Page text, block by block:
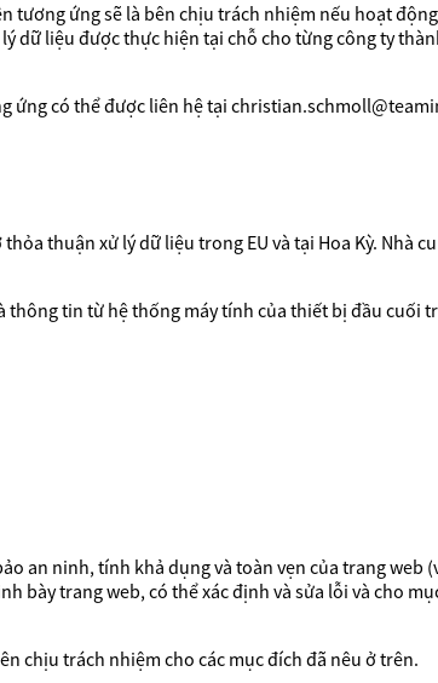
tương ứng sẽ là bên chịu trách nhiệm nếu hoạt
dữ liệu được thực hiện tại chỗ cho từng công ty
ứng có thể được liên hệ tại
thuận xử lý dữ liệu trong EU và tại Hoa Kỳ. Nhà
tin từ hệ thống máy tính của thiết bị đầu cuối
an ninh, tính khả dụng và toàn vẹn của trang web
bày trang web, có thể xác định và sửa lỗi và cho
chịu trách nhiệm cho các mục đích đã nêu ở trên.